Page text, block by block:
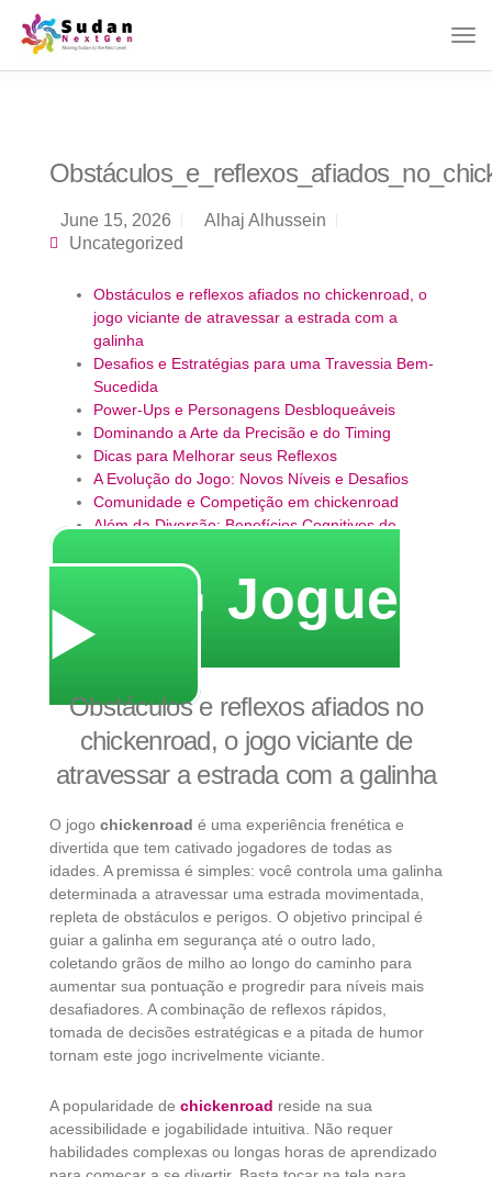
June 15, 2026
Alhaj Alhussein
Uncategorized
Obstáculos e reflexos afiados no chickenroad, o
jogo viciante de atravessar a estrada com a
galinha
Desafios e Estratégias para uma Travessia Bem-
Sucedida
Power-Ups e Personagens Desbloqueáveis
Dominando a Arte da Precisão e do Timing
Dicas para Melhorar seus Reflexos
A Evolução do Jogo: Novos Níveis e Desafios
Comunidade e Competição em chickenroad
Além da Diversão: Benefícios Cognitivos de
🔥 Jogue
▶️
Obstáculos e reflexos afiados no
chickenroad, o jogo viciante de
atravessar a estrada com a galinha
O jogo chickenroad é uma experiência frenética e
divertida que tem cativado jogadores de todas as
idades. A premissa é simples: você controla uma galinha
determinada a atravessar uma estrada movimentada,
repleta de obstáculos e perigos. O objetivo principal é
guiar a galinha em segurança até o outro lado,
coletando grãos de milho ao longo do caminho para
aumentar sua pontuação e progredir para níveis mais
desafiadores. A combinação de reflexos rápidos,
tomada de decisões estratégicas e a pitada de humor
tornam este jogo incrivelmente viciante.
A popularidade de chickenroad reside na sua
acessibilidade e jogabilidade intuitiva. Não requer
habilidades complexas ou longas horas de aprendizado